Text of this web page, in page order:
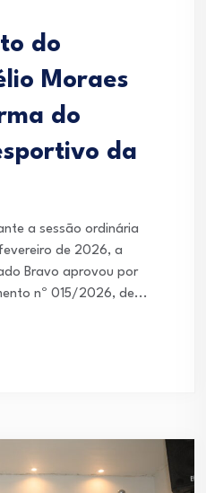
do
Moraes
do
da
a sessão ordinária
de 2026, a
Bravo aprovou por
nº 015/2026, de...